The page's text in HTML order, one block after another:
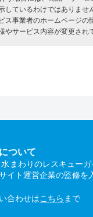
しているわけではありま
ス事業者のホームページ
やサービス内容が変更され
ついて
まわりのレスキュー
イト運営企業の監修を
合わせはこちら まで